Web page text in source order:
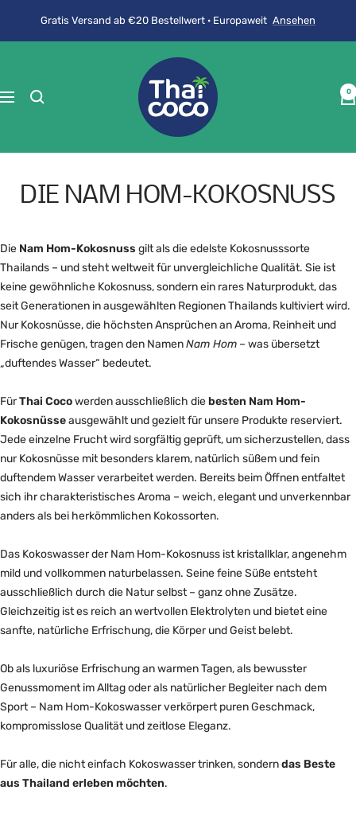
Gratis Versand ab €20 Bestellwert · Europaweit Ansehen
Navigation
ThaiCoco
0
DIE NAM HOM-KOKOSNUSS
Die Nam Hom-Kokosnuss gilt als die edelste Kokosnusssorte
Thailands – und steht weltweit für unvergleichliche Qualität. Sie ist
keine gewöhnliche Kokosnuss, sondern ein rares Naturprodukt, das
seit Generationen in ausgewählten Regionen Thailands kultiviert wird.
Nur Kokosnüsse, die höchsten Ansprüchen an Aroma, Reinheit und
Frische genügen, tragen den NamenNam Hom – was übersetzt
„duftendes Wasser“ bedeutet.
FürThai Cocowerden ausschließlich diebesten Nam Hom-
Kokosnüsseausgewählt und gezielt für unsere Produkte reserviert.
Jede einzelne Frucht wird sorgfältig geprüft, um sicherzustellen, dass
nur Kokosnüsse mit besonders klarem, natürlich süßem und fein
duftendem Wasser verarbeitet werden. Bereits beim Öffnen entfaltet
sich ihr charakteristisches Aroma – weich, elegant und unverkennbar
anders als bei herkömmlichen Kokossorten.
Das Kokoswasser der Nam Hom-Kokosnuss ist kristallklar, angenehm
mild und vollkommen naturbelassen. Seine feine Süße entsteht
ausschließlich durch die Natur selbst – ganz ohne Zusätze.
Gleichzeitig ist es reich an wertvollen Elektrolyten und bietet eine
sanfte, natürliche Erfrischung, die Körper und Geist belebt.
Ob als luxuriöse Erfrischung an warmen Tagen, als bewusster
Genussmoment im Alltag oder als natürlicher Begleiter nach dem
Sport – Nam Hom-Kokoswasser verkörpert puren Geschmack,
kompromisslose Qualität und zeitlose Eleganz.
Für alle, die nicht einfach Kokoswasser trinken, sonderndas Beste
aus Thailand erleben möchten.